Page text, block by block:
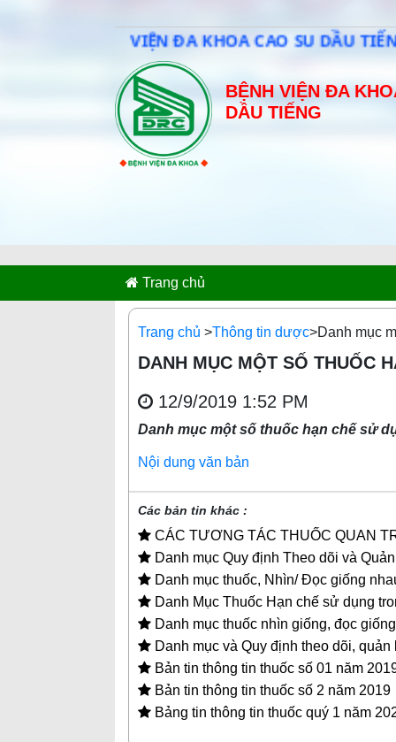
BỆNH VIỆN ĐA KHOA CAO SU DẦU
BỆNH VIỆN ĐA
DẦU TIẾNG
Trang chủ
Trang chủ >Thông tin dược>Danh mục
DANH MỤC MỘT SỐ THUỐC
12/9/2019 1:52 PM
Danh mục một số thuốc hạn chế sử
Nội dung văn bản
Các bản tin khác :
CÁC TƯƠNG TÁC THUỐC QUAN
Danh mục Quy định Theo dõi và
Danh mục thuốc, Nhìn/ Đọc giống
Danh Mục Thuốc Hạn chế sử dụng
Danh mục thuốc nhìn giống, đọc
Danh mục và Quy định theo dõi,
Bản tin thông tin thuốc số 01 năm
Bản tin thông tin thuốc số 2 năm 2019
Bảng tin thông tin thuốc quý 1 năm